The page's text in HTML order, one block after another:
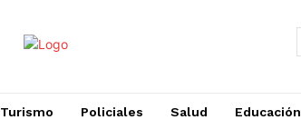
Turismo Policiales Salud Educación